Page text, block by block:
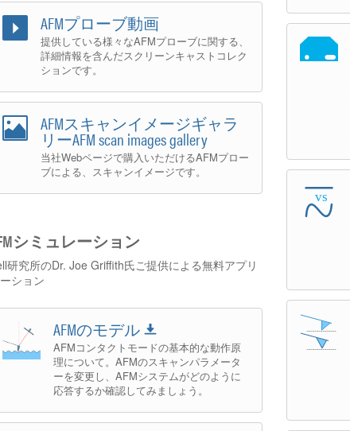
AFMプローブ動画
提供している様々なAFMプローブに関する、
詳細情報を含んだスクリーンキャストコレク
ションです。
AFMスキャンイメージギャラ
リーAFM scan images gallery
当社Webページで購入いただけるAFMプロー
ブによる、スキャンイメージです。
シミュレーション
研究所のDr. Joe Griffith氏ご提供による無料アプリ
ション
AFMのモデル
AFMコンタクトモードの基本的な動作原
理について。AFMのスキャンパラメータ
ーを変更し、AFMシステムがどのように
応答するか確認してみましょう。